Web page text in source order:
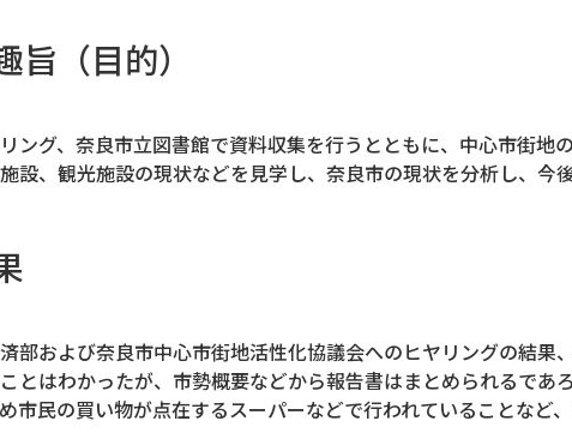
旨（目的）
ング、奈良市立図書館で資料収集を行うとともに、中心市街地
設、観光施設の現状などを見学し、奈良市の現状を分析し、今
部および奈良市中心市街地活性化協議会へのヒヤリングの結果
とはわかったが、市勢概要などから報告書はまとめられるであ
市民の買い物が点在するスーパーなどで行われていることなど